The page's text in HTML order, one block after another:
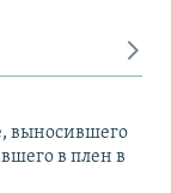
выносившего
в плен в